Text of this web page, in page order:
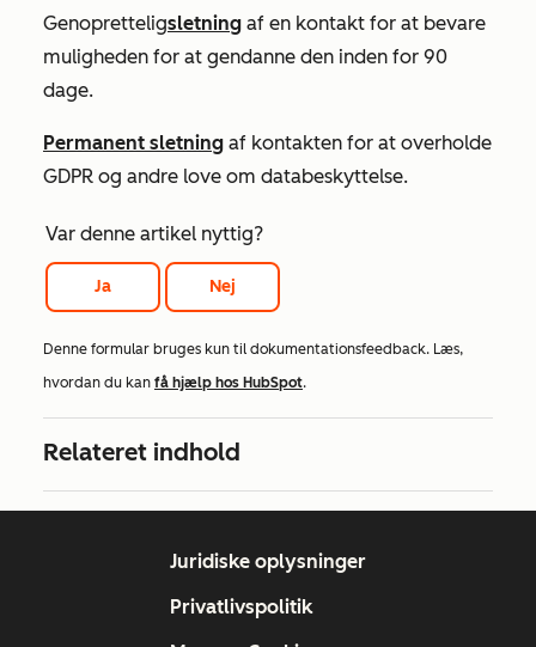
Genopretteligsletning af en kontakt for at bevare
muligheden for at gendanne den inden for 90
dage.
Permanent sletning af kontakten for at overholde
GDPR og andre love om databeskyttelse.
Var denne artikel nyttig?
Ja Nej
Denne formular bruges kun til dokumentationsfeedback. Læs,
hvordan du kan få hjælp hos HubSpot.
Relateret indhold
Juridiske oplysninger
Privatlivspolitik